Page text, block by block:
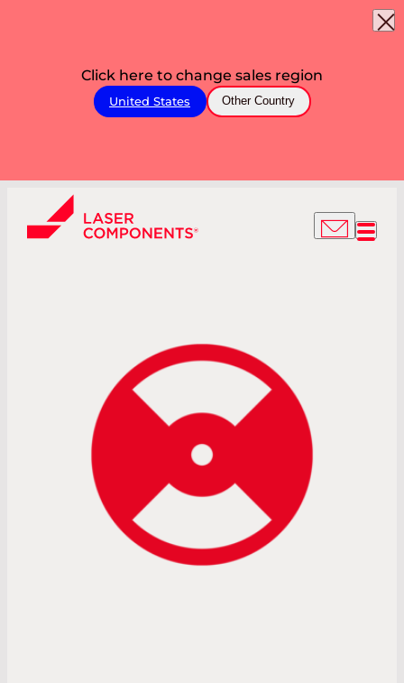
Click here to change sales region
United States Other Country